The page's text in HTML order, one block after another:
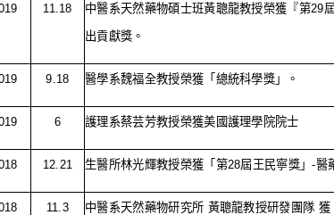
11.18 中醫系天然藥物碩士班黃聰龍教授榮獲『第29
出貢獻獎。
9.18 醫學系魏福全教授榮獲「總統科學獎」。
6 護理系蔡芸芳教授榮獲美國護理學院院士
12.21 生醫所林光輝教授榮獲「第28屆王民寧獎」-醫
11.3 中醫系天然藥物研究所 黃聰龍教授研發團隊 獲